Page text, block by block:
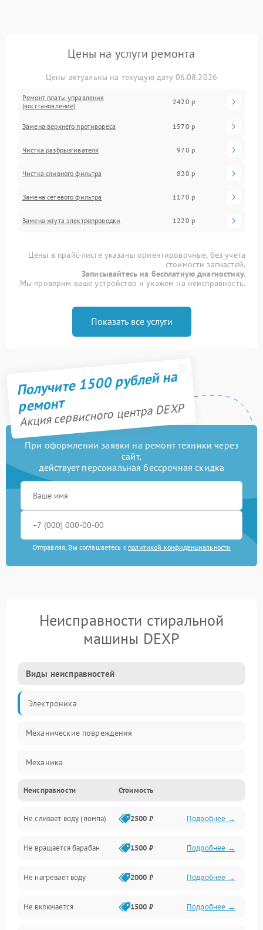
Цены на услуги ремонта
Цены актуальны на текущую дату 06.08.2026
Ремонт платы управления
(восстановление)
2420 р
Замена верхнего противовеса 1570 р
Чистка разбрызгивателя 970 р
Чистка сливного фильтра 820 р
Замена сетевого фильтра 1170 р
Замена жгута электропроводки 1220 р
Цены в прайс-листе указаны ориентировочные, без учета
стоимости запчастей.
Записывайтесь на бесплатную диагностику.
Мы проверим ваше устройство и укажем на неисправность.
Показать все услуги
Получите 1500 рублей на
ремонт
Акция сервисного центра DEXP
При оформлении заявки на ремонт техники через
сайт,
действует персональная бессрочная скидка
Отправляя, Вы соглашаетесь с политикой конфиденциальности
Неисправности стиральной
машины DEXP
Виды неисправностей
Электроника
Механические повреждения
Механика
Электропитание
Водоснабжение
Слив
Программное обеспечение
Неисправности Стоимость
Не сливает воду (помпа) 2500 ₽ Подробнее →
Не вращается барабан 1500 ₽ Подробнее →
Не нагревает воду 2000 ₽ Подробнее →
Не включается 1500 ₽ Подробнее →